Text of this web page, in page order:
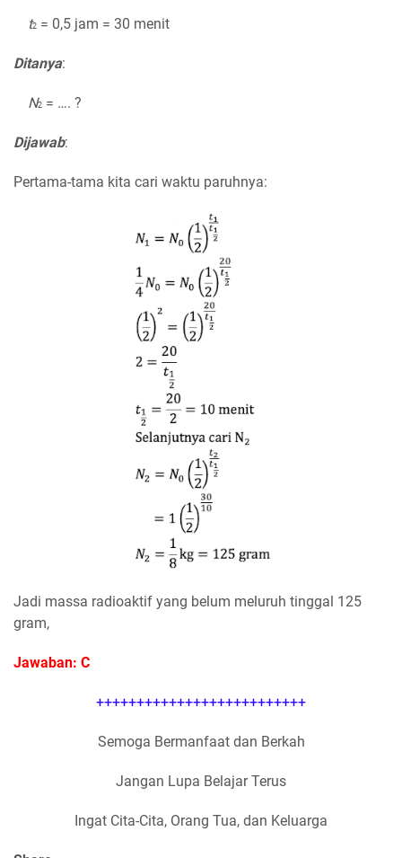
t2 = 0,5 jam = 30 menit
Ditanya:
N2 = …. ?
Dijawab:
Pertama-tama kita cari waktu paruhnya:
Jadi massa radioaktif yang belum meluruh tinggal 125
gram,
Jawaban: C
++++++++++++++++++++++++++
Semoga Bermanfaat dan Berkah
Jangan Lupa Belajar Terus
Ingat Cita-Cita, Orang Tua, dan Keluarga